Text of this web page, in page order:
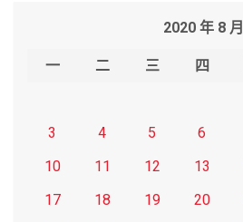
2020 年 8 月
一 二 三 四
3
4 5 6
10
11 12 13
17
18 19 20